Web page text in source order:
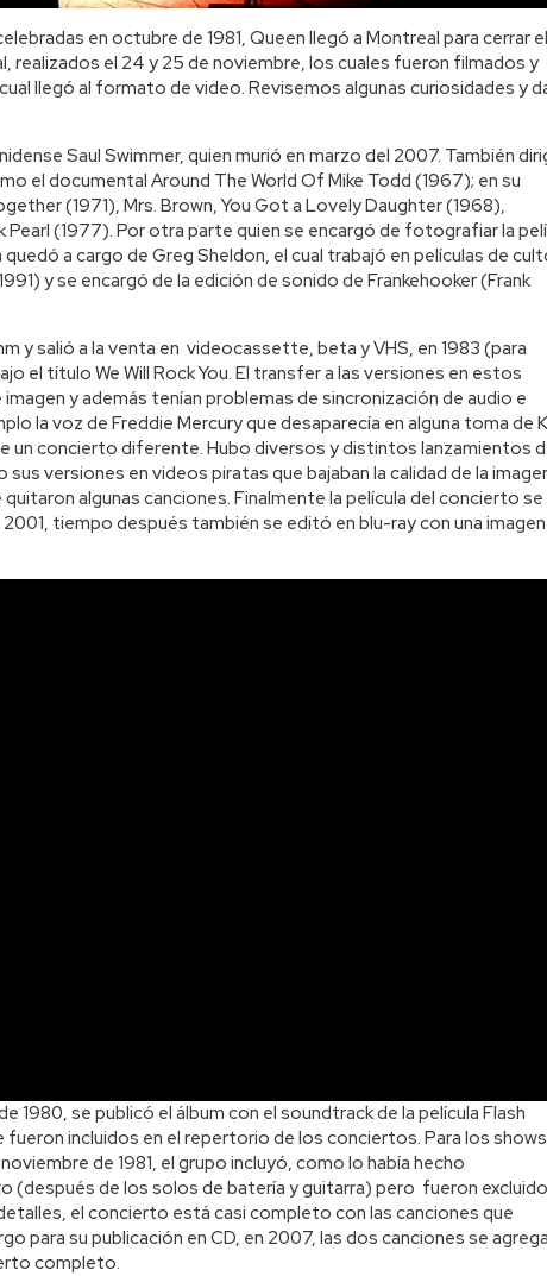
en octubre de 1981, Queen llegó a Montreal para cerrar
realizados el 24 y 25 de noviembre, los cuales fueron filmados y
llegó al formato de video. Revisemos algunas curiosidades y
Saul Swimmer, quien murió en marzo del 2007. También
el documental Around The World Of Mike Todd (1967); en su
(1971), Mrs. Brown, You Got a Lovely Daughter (1968),
(1977). Por otra parte quien se encargó de fotografiar la
a cargo de Greg Sheldon, el cual trabajó en películas de
y se encargó de la edición de sonido de Frankehooker (Frank
y salió a la venta en videocassette, beta y VHS, en 1983 (para
el título We Will Rock You. El transfer a las versiones en estos
y además tenían problemas de sincronización de audio e
la voz de Freddie Mercury que desaparecía en alguna toma de
un concierto diferente. Hubo diversos y distintos lanzamientos
versiones en videos piratas que bajaban la calidad de la
algunas canciones. Finalmente la película del concierto se
tiempo después también se editó en blu-ray con una
1980, se publicó el álbum con el soundtrack de la película Flash
incluidos en el repertorio de los conciertos. Para los
de 1981, el grupo incluyó, como lo había hecho
(después de los solos de batería y guitarra) pero fueron
el concierto está casi completo con las canciones que
para su publicación en CD, en 2007, las dos canciones se
completo.